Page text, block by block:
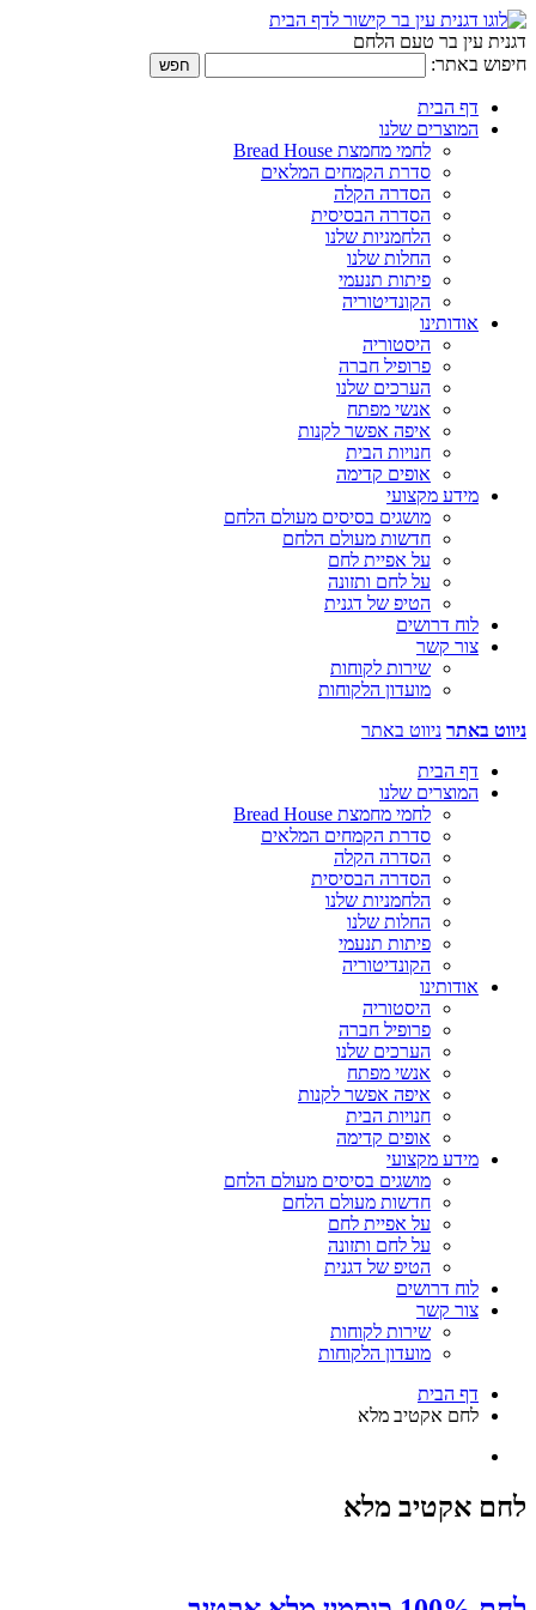
דגנית עין בר טעם הלחם
חיפוש באתר:
דף הבית
המוצרים שלנו
לחמי מחמצת Bread House
סדרת הקמחים המלאים
הסדרה הקלה
הסדרה הבסיסית
הלחמניות שלנו
החלות שלנו
פיתות תנעמי
הקונדיטוריה
אודותינו
היסטוריה
פרופיל חברה
הערכים שלנו
אנשי מפתח
איפה אפשר לקנות
חנויות הבית
אופים קדימה
מידע מקצועי
מושגים בסיסים מעולם הלחם
חדשות מעולם הלחם
על אפיית לחם
על לחם ותזונה
הטיפ של דגנית
לוח דרושים
צור קשר
שירות לקוחות
מועדון הלקוחות
ניווט באתר ניווט באתר
דף הבית
המוצרים שלנו
לחמי מחמצת Bread House
סדרת הקמחים המלאים
הסדרה הקלה
הסדרה הבסיסית
הלחמניות שלנו
החלות שלנו
פיתות תנעמי
הקונדיטוריה
אודותינו
היסטוריה
פרופיל חברה
הערכים שלנו
אנשי מפתח
איפה אפשר לקנות
חנויות הבית
אופים קדימה
מידע מקצועי
מושגים בסיסים מעולם הלחם
חדשות מעולם הלחם
על אפיית לחם
על לחם ותזונה
הטיפ של דגנית
לוח דרושים
צור קשר
שירות לקוחות
מועדון הלקוחות
דף הבית
לחם אקטיב מלא
לחם אקטיב מלא